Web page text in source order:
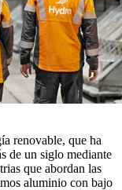
renovable, que ha
de un siglo mediante
que abordan las
aluminio con bajo